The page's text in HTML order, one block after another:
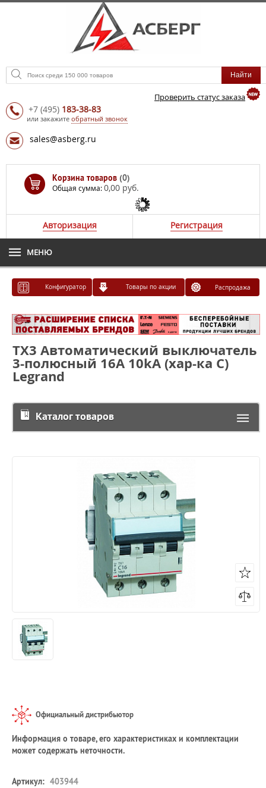
Проверить статус заказа
+7 (495) 183-38-83
или закажите обратный звонок
sales@asberg.ru
Корзина товаров (0)
Общая сумма:0,00 руб.
Авторизация Регистрация
МЕНЮ
Конфигуратор Товары по акции Распродажа
TX3 Автоматический выключатель
3-полюсный 16А 10kА (хар-ка С)
Legrand
Каталог товаров
Официальный дистрибьютор
Информация о товаре, его характеристиках и комплектации
может содержать неточности.
Артикул: 403944